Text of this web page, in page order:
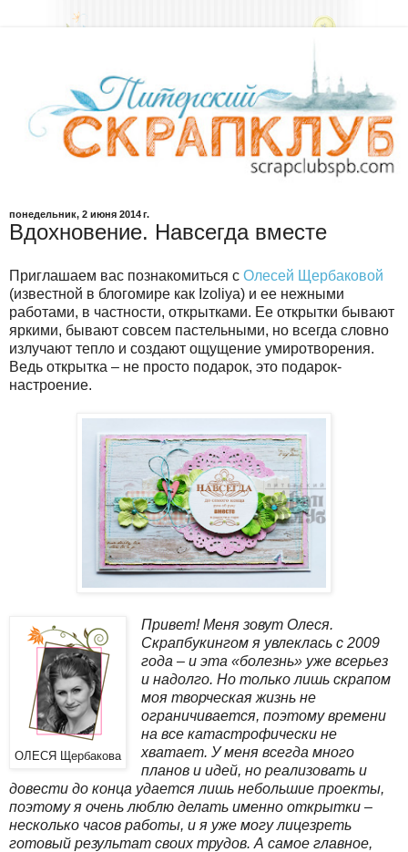
понедельник, 2 июня 2014 г.
Вдохновение. Навсегда вместе
Приглашаем вас познакомиться с Олесей Щербаковой
(известной в блогомире как Izoliya) и ее нежными
работами, в частности, открытками. Ее открытки бывают
яркими, бывают совсем пастельными, но всегда словно
излучают тепло и создают ощущение умиротворения.
Ведь открытка – не просто подарок, это подарок-
настроение.
ОЛЕСЯ Щербакова
Привет! Меня зовут Олеся.
Скрапбукингом я увлеклась с 2009
года – и эта «болезнь» уже всерьез
и надолго. Но только лишь скрапом
моя творческая жизнь не
ограничивается, поэтому времени
на все катастрофически не
хватает. У меня всегда много
планов и идей, но реализовать и
довести до конца удается лишь небольшие проекты,
поэтому я очень люблю делать именно открытки –
несколько часов работы, и я уже могу лицезреть
готовый результат своих трудов. А самое главное,